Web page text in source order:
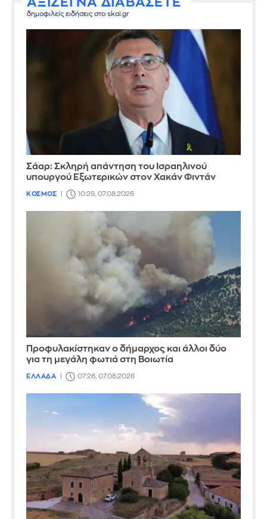
δημοφιλείς ειδήσεις στο skai.gr
Σάαρ: Σκληρή απάντηση του Ισραηλινού
υπουργού Εξωτερικών στον Χακάν Φιντάν
ΚΟΣΜΟΣ 10:29, 07.08.2026
Προφυλακίστηκαν ο δήμαρχος και άλλοι δύο
για τη μεγάλη φωτιά στη Βοιωτία
ΕΛΛΑΔΑ 07:26, 07.08.2026